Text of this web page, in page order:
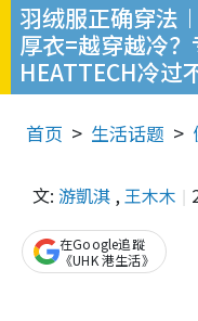
羽绒服正确穿法
厚衣=越穿越冷
HEATTECH冷过
首页 生活话题
文: 游凱淇 ,王木木
在Google追蹤
《UHK 港生活》